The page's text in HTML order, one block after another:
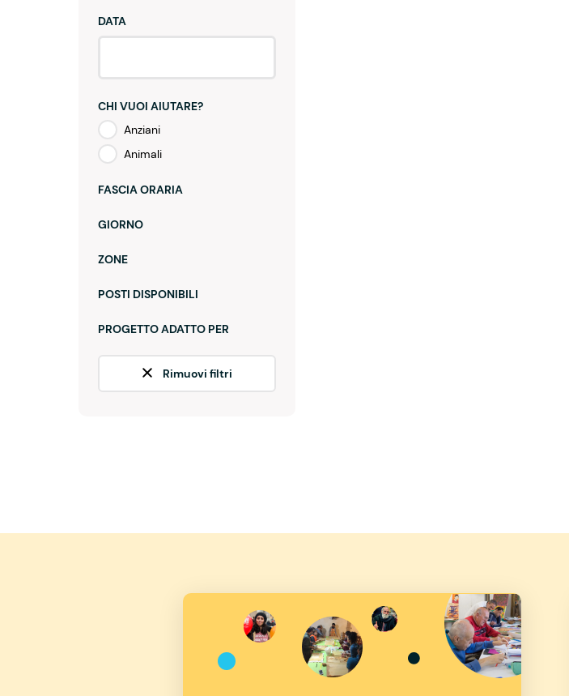
DATA
CHI VUOI AIUTARE?
Anziani
Animali
FASCIA ORARIA
GIORNO
ZONE
POSTI DISPONIBILI
PROGETTO ADATTO PER
Rimuovi filtri